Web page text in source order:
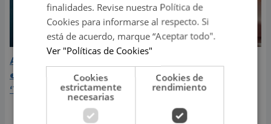
Aria Vega conquista con
el lanzamiento de
‘Tototo (+4)’
embarazada de su
segundo hijo? Mike Bahía
finalidades. Revise nuestra Política de
Cookies para informarse al respecto. Si
está de acuerdo, marque “Aceptar todo".
Ver "Políticas de Cookies"
Cookies
estrictamente
necesarias
Cookies de
rendimiento